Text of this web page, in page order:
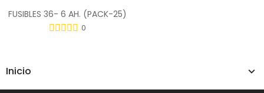
Inicio
FUSIBLES 36- 6 AH. (PACK-25)
0